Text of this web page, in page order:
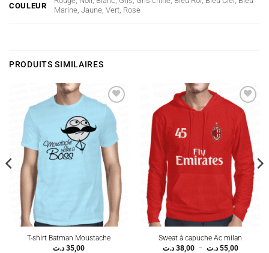
COULEUR
Marine, Jaune, Vert, Rose
PRODUITS SIMILAIRES
Ajouter
à la
T-shirt Batman Moustache
35,00 د.ت
Ajouter
à la
wishlist
Sweat à capuche Ac milan
38,00 د.ت – 55,00 د.ت
Plage